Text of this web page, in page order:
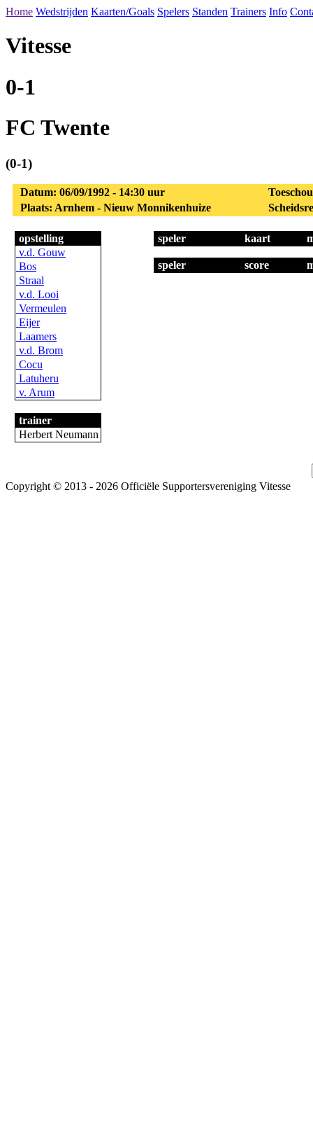
Home Wedstrijden Kaarten/Goals Spelers Standen Trainers Info
Vitesse
0-1
FC Twente
(0-1)
Datum: 06/09/1992 - 14:30 uur
Plaats: Arnhem - Nieuw Monnikenhuize
opstelling
v.d. Gouw
Bos
Straal
v.d. Looi
Vermeulen
Eijer
Laamers
v.d. Brom
Cocu
Latuheru
v. Arum
trainer
Herbert Neumann
speler kaart
speler score
Copyright © 2013 - 2026 Officiële Supportersvereniging Vitesse